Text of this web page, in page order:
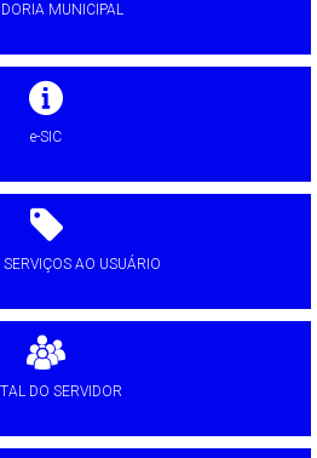
MUNICIPAL
e-SIC
AO USUÁRIO
DO SERVIDOR